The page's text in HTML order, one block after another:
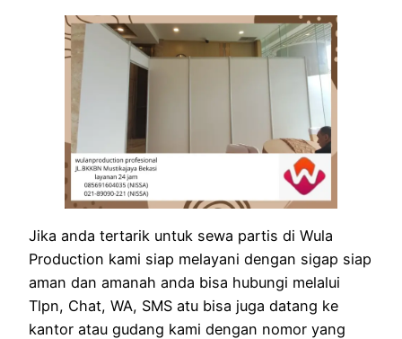
Jika anda tertarik untuk sewa partis di Wula
Production kami siap melayani dengan sigap siap
aman dan amanah anda bisa hubungi melalui
Tlpn, Chat, WA, SMS atu bisa juga datang ke
kantor atau gudang kami dengan nomor yang